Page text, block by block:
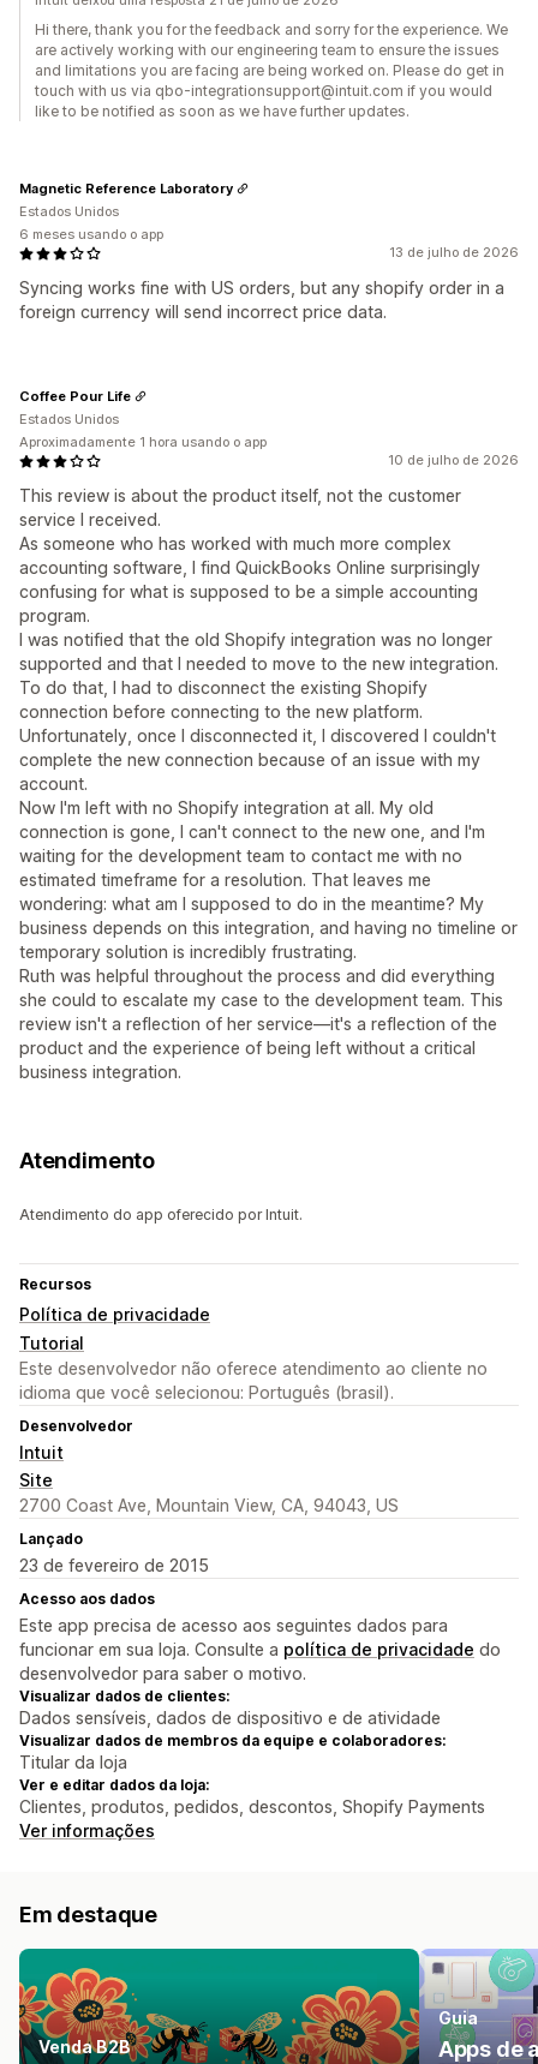
Hi there, thank you for the feedback and sorry for the experience. We
are actively working with our engineering team to ensure the issues
and limitations you are facing are being worked on. Please do get in
touch with us via qbo-integrationsupport@intuit.com if you would
like to be notified as soon as we have further updates.
13 de julho de 2026
Syncing works fine with US orders, but any shopify order in a
foreign currency will send incorrect price data.
Magnetic Reference Laboratory
Estados Unidos
6 meses usando o app
10 de julho de 2026
This review is about the product itself, not the customer
service I received.
As someone who has worked with much more complex
accounting software, I find QuickBooks Online surprisingly
confusing for what is supposed to be a simple accounting
program.
I was notified that the old Shopify integration was no longer
supported and that I needed to move to the new integration.
To do that, I had to disconnect the existing Shopify
connection before connecting to the new platform.
Unfortunately, once I disconnected it, I discovered I couldn't
complete the new connection because of an issue with my
account.
Now I'm left with no Shopify integration at all. My old
connection is gone, I can't connect to the new one, and I'm
waiting for the development team to contact me with no
estimated timeframe for a resolution. That leaves me
wondering: what am I supposed to do in the meantime? My
business depends on this integration, and having no timeline or
temporary solution is incredibly frustrating.
Ruth was helpful throughout the process and did everything
she could to escalate my case to the development team. This
review isn't a reflection of her service—it's a reflection of the
product and the experience of being left without a critical
business integration.
Coffee Pour Life
Estados Unidos
Aproximadamente 1 hora usando o app
Atendimento
Atendimento do app oferecido por Intuit.
Recursos
Política de privacidade
Tutorial
Este desenvolvedor não oferece atendimento ao cliente no
idioma que você selecionou: Português (brasil).
Desenvolvedor
Intuit
Site
2700 Coast Ave, Mountain View, CA, 94043, US
Lançado
23 de fevereiro de 2015
Acesso aos dados
Este app precisa de acesso aos seguintes dados para
funcionar em sua loja. Consulte a política de privacidade do
desenvolvedor para saber o motivo.
Visualizar dados de clientes:
Dados sensíveis, dados de dispositivo e de atividade
Visualizar dados de membros da equipe e colaboradores:
Titular da loja
Ver e editar dados da loja:
Clientes, produtos, pedidos, descontos, Shopify Payments
Ver informações
Em destaque
Venda B2B
Guia
Apps de